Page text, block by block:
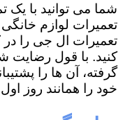
شما می توانید با یک
تعمیرات لوازم
تعمیرات ال جی را در
کنید. با قول رضایت
گرفته، آن ها را
خود را همانند روز